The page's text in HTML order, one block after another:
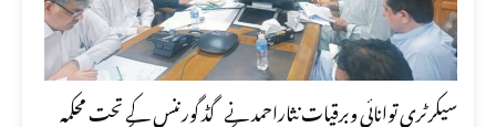
سیکرٹری توانائی وبرقیات نثاراحمد نے گڈ گورننس کے تحت محکمہ